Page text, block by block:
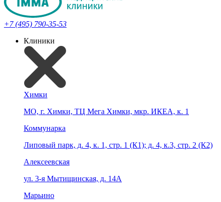
+7 (495) 790-35-53
Клиники
Химки
МО, г. Химки, ТЦ Мега Химки, мкр. ИКЕА, к. 1
Коммунарка
Липовый парк, д. 4, к. 1, стр. 1 (К1); д. 4, к.3, стр. 2 (К2)
Алексеевская
ул. 3-я Мытищинская, д. 14А
Марьино